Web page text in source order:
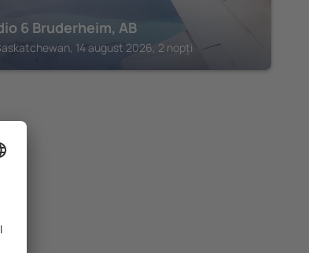
6 Bruderheim, AB
14 august 2026, 2 nopți